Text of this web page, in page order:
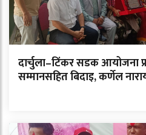
दार्चुला–टिंकर सडक आयोजना
सम्मानसहित बिदाइ, कर्णेल